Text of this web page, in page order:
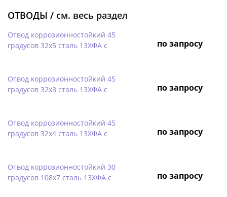
ОТВОДЫ / см. весь раздел
Отвод коррозионностойкий 45
градусов 32х5 сталь 13ХФА с
по запросу
Отвод коррозионностойкий 45
градусов 32х3 сталь 13ХФА с
по запросу
Отвод коррозионностойкий 45
градусов 32х4 сталь 13ХФА с
по запросу
Отвод коррозионностойкий 30
градусов 108х7 сталь 13ХФА с
по запросу